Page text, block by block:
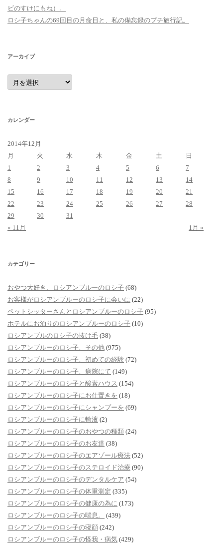
ビのすけにもね）。
ロシ子ちゃんの69回目の月命日と、私の備忘録のプチ旅行記。
アーカイブ
ア
ー
カ
カレンダー
2014年12月
月
火 水 木 金 土
日
1
2 3 4 5 6
7
8
9 10 11 12 13
14
15
16 17 18 19 20
21
22
23 24 25 26 27
28
29
30
31
« 11月
1月 »
カテゴリー
おやつ大好き、ロシアンブルーのロシ子 (68)
お客様がロシアンブルーのロシ子に会いに (22)
ペットシッターさんとロシアンブルーのロシ子 (95)
ホテルにお泊りのロシアンブルーのロシ子 (10)
ロシアンブルのロシ子の抜け毛 (38)
ロシアンブルーのロシ子、その他 (975)
ロシアンブルーのロシ子、初めての経験 (72)
ロシアンブルーのロシ子、病院にて (149)
ロシアンブルーのロシ子と酸素ハウス (154)
ロシアンブルーのロシ子にお仕置きを (18)
ロシアンブルーのロシ子にシャンプーを (69)
ロシアンブルーのロシ子に輸液 (2)
ロシアンブルーのロシ子のおやつの種類 (24)
ロシアンブルーのロシ子のお友達 (38)
ロシアンブルーのロシ子のエアゾール療法 (52)
ロシアンブルーのロシ子のステロイド治療 (90)
ロシアンブルーのロシ子のデンタルケア (54)
ロシアンブルーのロシ子の体重測定 (335)
ロシアンブルーのロシ子の健康の為に (173)
ロシアンブルーのロシ子の喘息。
(439)
ロシアンブルーのロシ子の寝顔 (242)
ロシアンブルーのロシ子の怪我・病気 (429)